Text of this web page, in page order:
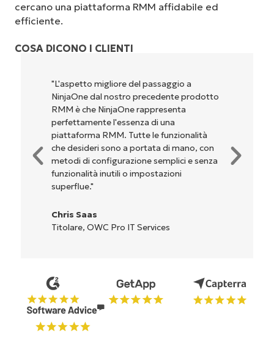
cercano una piattaforma RMM affidabile ed
efficiente.
COSA DICONO I CLIENTI
"NinjaOne è incredibilmente facile da usare,
perché unisce un’interfaccia fluida a
potenti funzionalità di back-end. La
configurazione e la gestione
dell'interfaccia non sono affatto
complicate. Tutte le opzioni e gli strumenti
sono indicati chiaramente e sono intuitivi, e
l'interfaccia è davvero facile da usare."
Reiffenberger.NET Technology Solutions